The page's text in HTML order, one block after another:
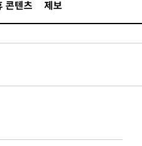
콘텐츠 제보